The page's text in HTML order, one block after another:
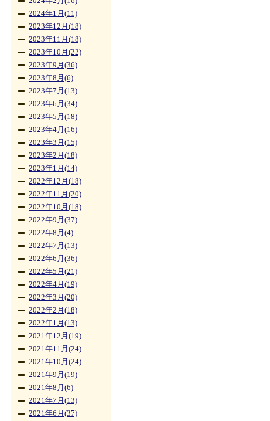
2024年1月(11)
2023年12月(18)
2023年11月(18)
2023年10月(22)
2023年9月(36)
2023年8月(6)
2023年7月(13)
2023年6月(34)
2023年5月(18)
2023年4月(16)
2023年3月(15)
2023年2月(18)
2023年1月(14)
2022年12月(18)
2022年11月(20)
2022年10月(18)
2022年9月(37)
2022年8月(4)
2022年7月(13)
2022年6月(36)
2022年5月(21)
2022年4月(19)
2022年3月(20)
2022年2月(18)
2022年1月(13)
2021年12月(19)
2021年11月(24)
2021年10月(24)
2021年9月(19)
2021年8月(6)
2021年7月(13)
2021年6月(37)